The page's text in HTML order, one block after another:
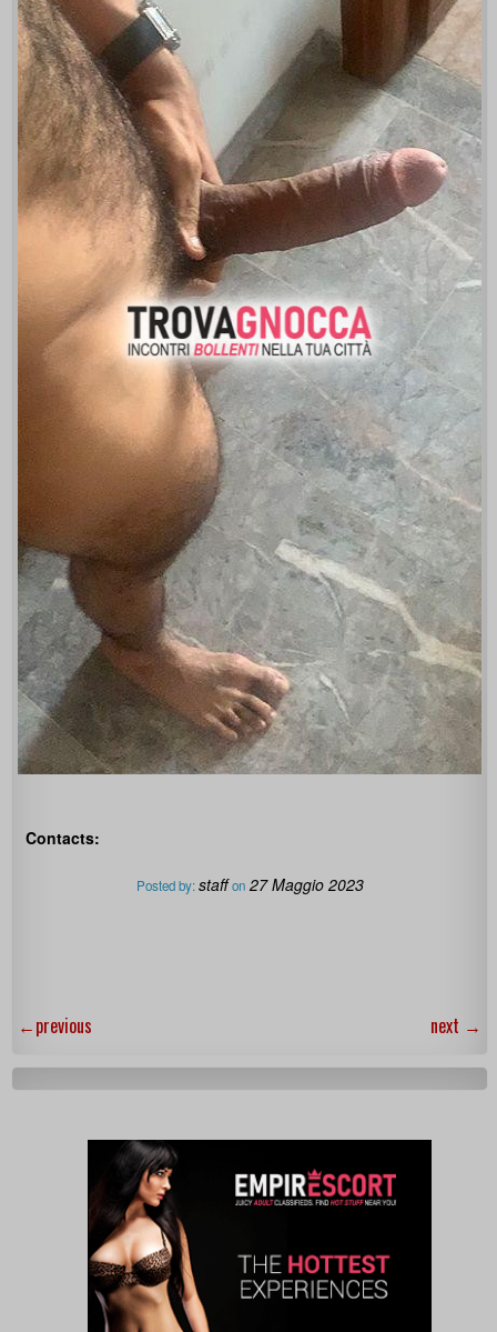
Contacts:
Posted by:staff on 27 Maggio 2023
←previous next →